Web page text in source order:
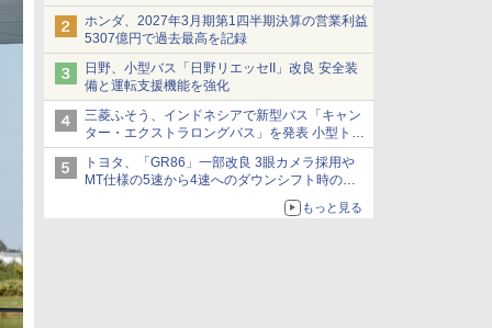
は2591台で27位に
ホンダ、2027年3月期第1四半期決算の営業利益
5307億円で過去最高を記録
日野、小型バス「日野リエッセII」改良 安全装
備と運転支援機能を強化
三菱ふそう、インドネシアで新型バス「キャン
ター・エクストラロングバス」を発表 小型トラ
ックベースの観光・旅客輸送向けバス
トヨタ、「GR86」一部改良 3眼カメラ採用や
MT仕様の5速から4速へのダウンシフト時の操
もっと見る